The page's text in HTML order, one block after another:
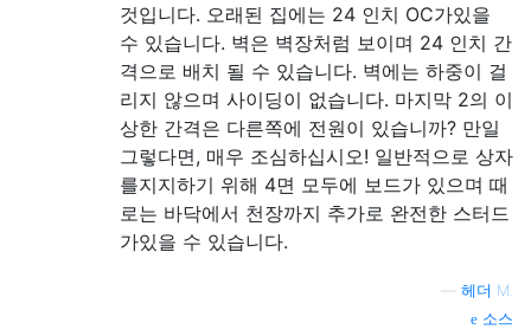
것입니다. 오래된 집에는 24 인치 OC가있을
수 있습니다. 벽은 벽장처럼 보이며 24 인치 간
격으로 배치 될 수 있습니다. 벽에는 하중이 걸
리지 않으며 사이딩이 없습니다. 마지막 2의 이
상한 간격은 다른쪽에 전원이 있습니까? 만일
그렇다면, 매우 조심하십시오! 일반적으로 상자
를지지하기 위해 4면 모두에 보드가 있으며 때
로는 바닥에서 천장까지 추가로 완전한 스터드
가있을 수 있습니다.
헤더 M.
소스